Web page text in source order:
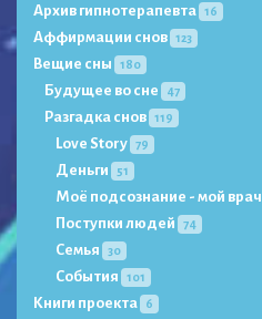
Архив гипнотерапевта 16
Аффирмации снов 123
Вещие сны 180
Будущее во сне 47
Разгадка снов 119
Love Story 79
Деньги 51
Моё подсознание - мой врач
Поступки людей 74
Семья 30
События 101
Книги проекта 6